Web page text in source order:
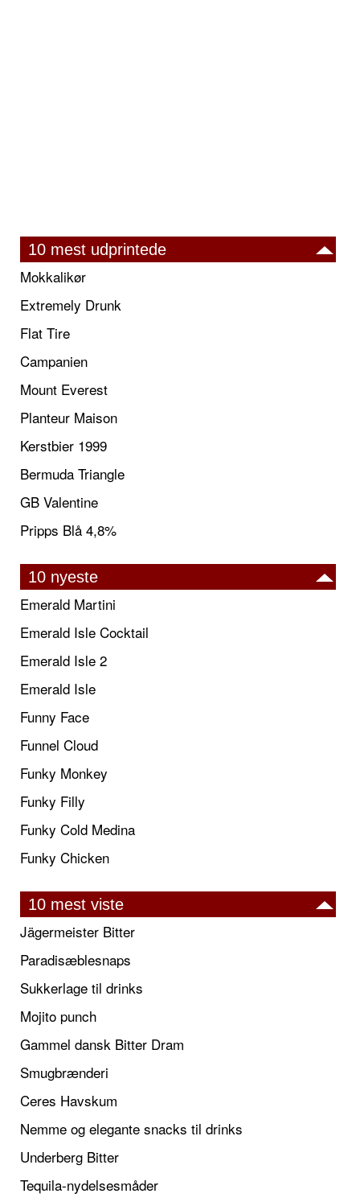
10 mest udprintede
Mokkalikør
Extremely Drunk
Flat Tire
Campanien
Mount Everest
Planteur Maison
Kerstbier 1999
Bermuda Triangle
GB Valentine
Pripps Blå 4,8%
10 nyeste
Emerald Martini
Emerald Isle Cocktail
Emerald Isle 2
Emerald Isle
Funny Face
Funnel Cloud
Funky Monkey
Funky Filly
Funky Cold Medina
Funky Chicken
10 mest viste
Jägermeister Bitter
Paradisæblesnaps
Sukkerlage til drinks
Mojito punch
Gammel dansk Bitter Dram
Smugbrænderi
Ceres Havskum
Nemme og elegante snacks til drinks
Underberg Bitter
Tequila-nydelsesmåder